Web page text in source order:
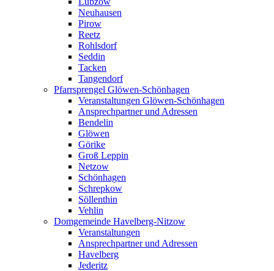
Neuhausen
Pirow
Reetz
Rohlsdorf
Seddin
Tacken
Tangendorf
Pfarrsprengel Glöwen-Schönhagen
Veranstaltungen Glöwen-Schönhagen
Ansprechpartner und Adressen
Bendelin
Glöwen
Görike
Groß Leppin
Netzow
Schönhagen
Schrepkow
Söllenthin
Vehlin
Domgemeinde Havelberg-Nitzow
Veranstaltungen
Ansprechpartner und Adressen
Havelberg
Jederitz